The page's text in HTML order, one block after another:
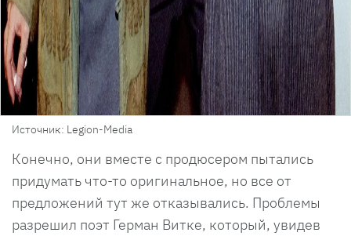
Источник: Legion-Media
Конечно, они вместе с продюсером пытались
придумать что-то оригинальное, но все от
предложений тут же отказывались. Проблемы
разрешил поэт Герман Витке, который, увидев